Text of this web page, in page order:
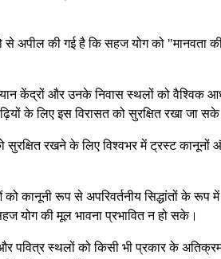
अपील की गई है कि सहज योग को "मानवता
केंद्रों और उनके निवास स्थलों को वैश्विक
के लिए इस विरासत को सुरक्षित रखा जा
सुरक्षित रखने के लिए विश्वभर में ट्रस्ट
कानूनी रूप से अपरिवर्तनीय सिद्धांतों के रूप
योग की मूल भावना प्रभावित न हो सके।
पवित्र स्थलों को किसी भी प्रकार के